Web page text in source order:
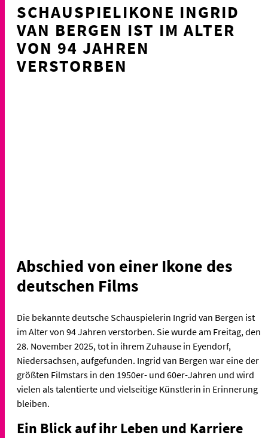
SCHAUSPIELIKONE INGRID
VAN BERGEN IST IM ALTER
VON 94 JAHREN
VERSTORBEN
Abschied von einer Ikone des
deutschen Films
Die bekannte deutsche Schauspielerin Ingrid van Bergen ist
im Alter von 94 Jahren verstorben. Sie wurde am Freitag, den
28. November 2025, tot in ihrem Zuhause in Eyendorf,
Niedersachsen, aufgefunden. Ingrid van Bergen war eine der
größten Filmstars in den 1950er- und 60er-Jahren und wird
vielen als talentierte und vielseitige Künstlerin in Erinnerung
bleiben.
Ein Blick auf ihr Leben und Karriere